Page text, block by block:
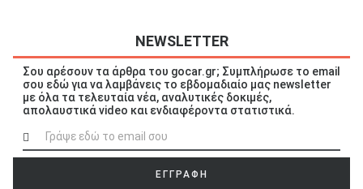
NEWSLETTER
Σου αρέσουν τα άρθρα του gocar.gr; Συμπλήρωσε το email
σου εδώ για να λαμβάνεις το εβδομαδιαίο μας newsletter
με όλα τα τελευταία νέα, αναλυτικές δοκιμές,
απολαυστικά video και ενδιαφέροντα στατιστικά.
ΕΓΓΡΑΦΗ